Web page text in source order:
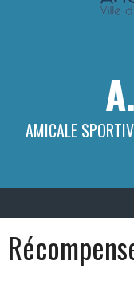
AMICALE